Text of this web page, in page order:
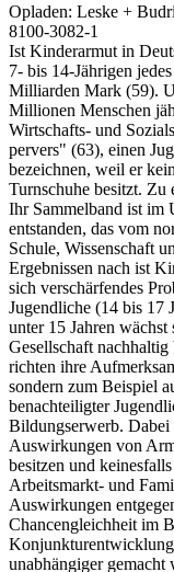
Opladen: Leske +
8100-3082-1
Ist Kinderarmut in
7- bis 14-Jährigen
Milliarden Mark (59).
Millionen Menschen
Wirtschafts- und
pervers" (63), einen
bezeichnen, weil er
Turnschuhe besitzt. Zu
Ihr Sammelband ist im
entstanden, das vom
Schule, Wissenschaft
Ergebnissen nach ist
sich verschärfendes
Jugendliche (14 bis 17
unter 15 Jahren
Gesellschaft
richten ihre
sondern zum Beispiel
benachteiligter
Bildungserwerb. Dabei
Auswirkungen von
besitzen und
Arbeitsmarkt- und
Auswirkungen
Chancengleichheit im
unabhängiger